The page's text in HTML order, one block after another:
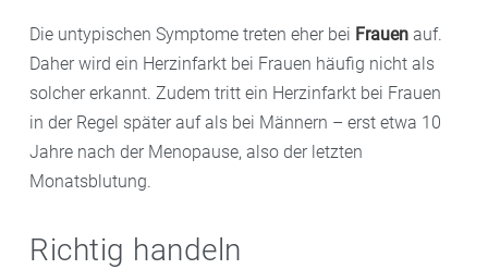
Die untypischen Symptome treten eher bei Frauen auf.
Daher wird ein Herzinfarkt bei Frauen häufig nicht als
solcher erkannt. Zudem tritt ein Herzinfarkt bei Frauen
in der Regel später auf als bei Männern – erst etwa 10
Jahre nach der Menopause, also der letzten
Monatsblutung.
Richtig handeln